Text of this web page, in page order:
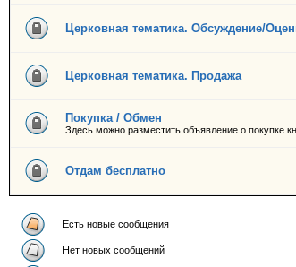
Церковная тематика. Обсуждение/
Церковная тематика. Продажа
Покупка / Обмен
Здесь можно разместить объявление о покупке
Отдам бесплатно
Есть новые сообщения
Нет новых сообщений